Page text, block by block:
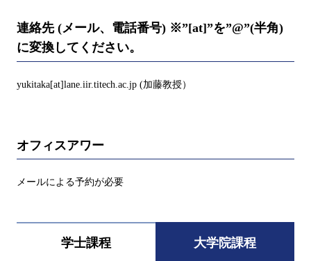
連絡先 (メール、電話番号) ※”[at]”を”@”(半角)
に変換してください。
yukitaka[at]lane.iir.titech.ac.jp (加藤教授）
オフィスアワー
メールによる予約が必要
学士課程 大学院課程